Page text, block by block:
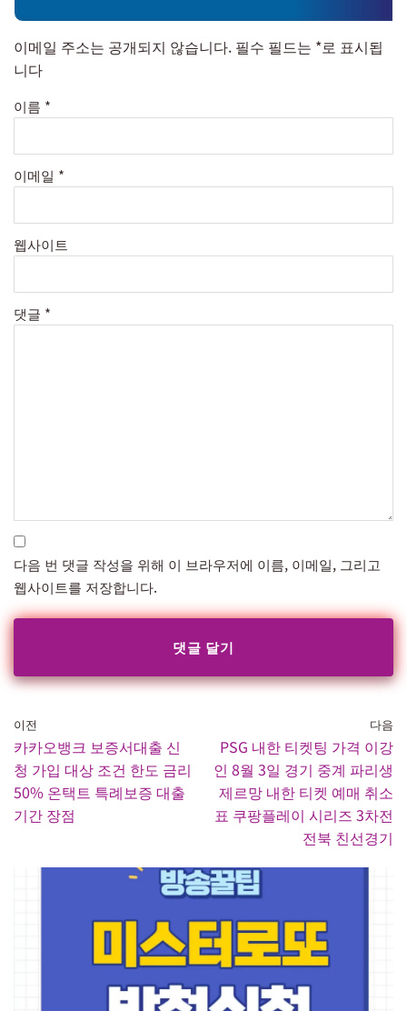
이메일 주소는 공개되지 않습니다. 필수 필드는 *로 표시됩
니다
이름 *
이메일 *
웹사이트
댓글 *
다음 번 댓글 작성을 위해 이 브라우저에 이름, 이메일, 그리고
웹사이트를 저장합니다.
이전
카카오뱅크 보증서대출 신
청 가입 대상 조건 한도 금리
50% 온택트 특례보증 대출
기간 장점
다음
PSG 내한 티켓팅 가격 이강
인 8월 3일 경기 중계 파리생
제르망 내한 티켓 예매 취소
표 쿠팡플레이 시리즈 3차전
전북 친선경기